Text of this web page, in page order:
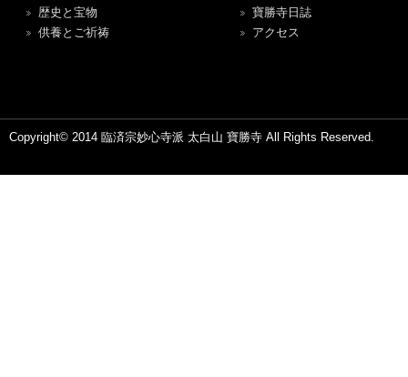
歴史と宝物
供養とご祈祷
寶勝寺日誌
アクセス
Copyright© 2014 臨済宗妙心寺派 太白山 寶勝寺 All Rights Reserved.